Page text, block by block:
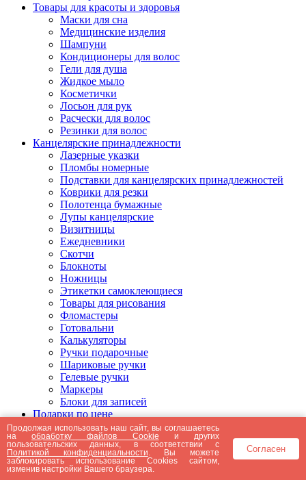
Товары для красоты и здоровья
Маски для сна
Медицинские изделия
Шампуни
Кондиционеры для волос
Гели для душа
Жидкое мыло
Косметички
Лосьон для рук
Расчески для волос
Резинки для волос
Канцелярские принадлежности
Лазерные указки
Пломбы номерные
Подставки для канцелярских принадлежностей
Коврики для резки
Полотенца бумажные
Лупы канцелярские
Визитницы
Ежедневники
Скотчи
Блокноты
Ножницы
Этикетки самоклеющиеся
Товары для рисования
Фломастеры
Готовальни
Калькуляторы
Ручки подарочные
Шариковые ручки
Гелевые ручки
Маркеры
Блоки для записей
Подарки по цене
Подарки от 5000 рублей
Подарки до 5000 рублей
Подарки до 3000 рублей
Подарки до 2000 рублей
Подарки до 1000 рублей
Продолжая использовать наш сайт, вы соглашаетесь
наобработку файлов Cookie и других
пользовательских данных, в соответствии с
Политикой конфиденциальности . Вы можете
заблокировать использование Cookies сайтом,
изменив настройки Вашего браузера.
Согласен